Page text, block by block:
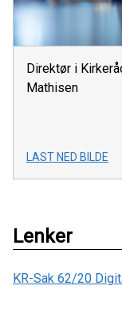
Direktør i
Mathisen
LAST NED BILDE
Lenker
KR-Sak 62/20